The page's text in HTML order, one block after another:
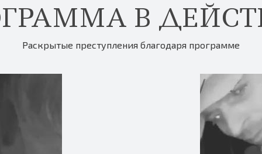
В
Раскрытые преступления благодаря программе